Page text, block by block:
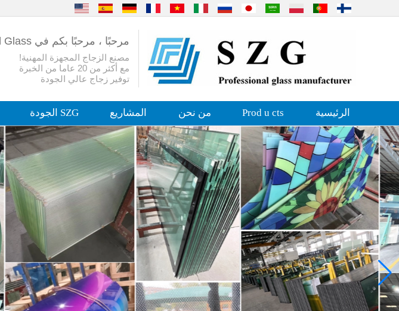
مرحبًا ، مرحبًا بكم في Shenzhen Sun Global Glass!
مصنع الزجاج المجهزة المهنية!
مع أكثر من 20 عاما من الخبرة
توفير زجاج عالي الجودة
الرئيسية Prod u cts من نحن المشاريع SZG الجودة